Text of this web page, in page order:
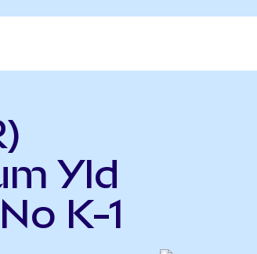
Yld
K-1